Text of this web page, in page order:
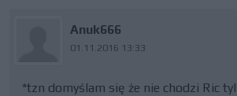
Anuk666
01.11.2016 13:33
*tzn domyślam się że nie chodzi Ric